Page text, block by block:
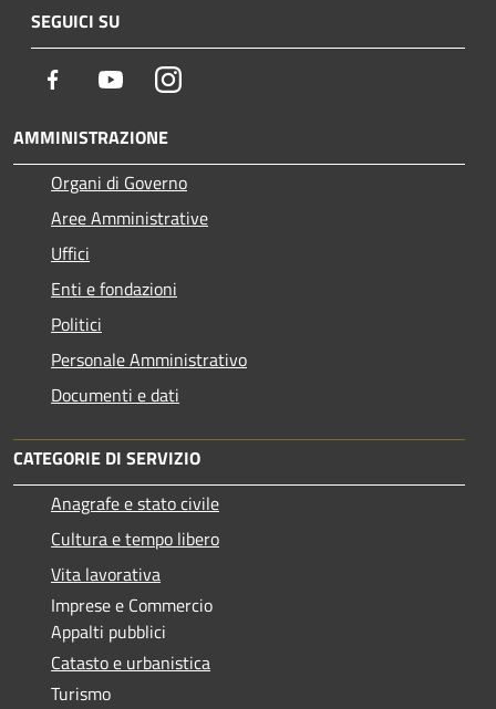
SEGUICI SU
Facebook YoutubeInstagram
AMMINISTRAZIONE
Organi di Governo
Aree Amministrative
Uffici
Enti e fondazioni
Politici
Personale Amministrativo
Documenti e dati
CATEGORIE DI SERVIZIO
Anagrafe e stato civile
Cultura e tempo libero
Vita lavorativa
Imprese e Commercio
Appalti pubblici
Catasto e urbanistica
Turismo